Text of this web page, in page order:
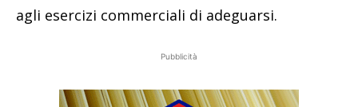
agli esercizi commerciali di adeguarsi.
Pubblicità